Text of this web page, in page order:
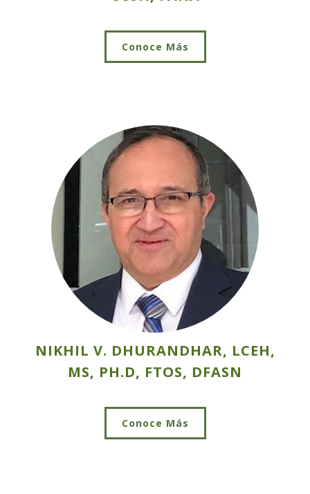
Conoce Más
NIKHIL V. DHURANDHAR, LCEH,
MS, PH.D, FTOS, DFASN
Conoce Más